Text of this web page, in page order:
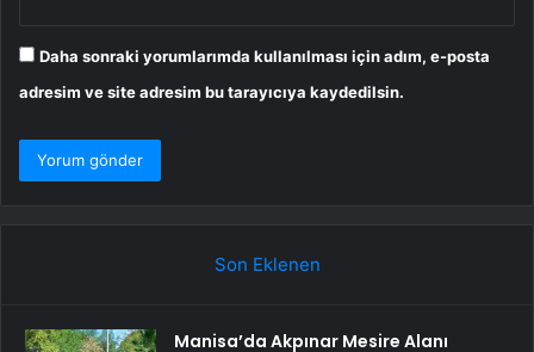
Daha sonraki yorumlarımda kullanılması için adım, e-posta
adresim ve site adresim bu tarayıcıya kaydedilsin.
Son Eklenen
Manisa’da Akpınar Mesire Alanı